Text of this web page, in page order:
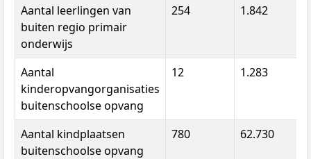
Aantal leerlingen van
buiten regio primair
onderwijs
254 1.842
Aantal
kinderopvangorganisaties
buitenschoolse opvang
12 1.283
Aantal kindplaatsen
buitenschoolse opvang
780 62.730